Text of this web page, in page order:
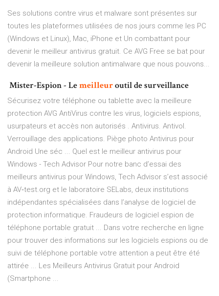
Ses solutions contre virus et malware sont présentes sur
toutes les plateformes utilisées de nos jours comme les PC
(Windows et Linux), Mac, iPhone et Un combattant pour
devenir le meilleur antivirus gratuit. Ce AVG Free se bat pour
devenir la meilleure solution antimalware que nous pouvons...
‍ Mister-Espion - Lemeilleuroutil de surveillance
Sécurisez votre téléphone ou tablette avec la meilleure
protection AVG AntiVirus contre les virus, logiciels espions,
usurpateurs et accès non autorisés . Antivirus. Antivol.
Verrouillage des applications. Piège photo Antivirus pour
Android Une séc ... Quel est le meilleur antivirus pour
Windows - Tech Advisor Pour notre banc d’essai des
meilleurs antivirus pour Windows, Tech Advisor s’est associé
à AV‑test.org et le laboratoire SELabs, deux institutions
indépendantes spécialisées dans l’analyse de logiciel de
protection informatique. Fraudeurs de logiciel espion de
téléphone portable gratuit ... Dans votre recherche en ligne
pour trouver des informations sur les logiciels espions ou de
suivi de téléphone portable votre attention a peut être été
attirée ... Les Meilleurs Antivirus Gratuit pour Android
(Smartphone ...